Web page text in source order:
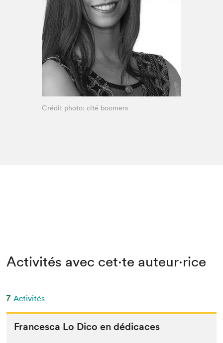
Espace enseignant·e·s
Espace pro
Crédit photo: cité boomers
Activités avec cet·te auteur·rice
7 Activités
Francesca Lo Dico en dédicaces